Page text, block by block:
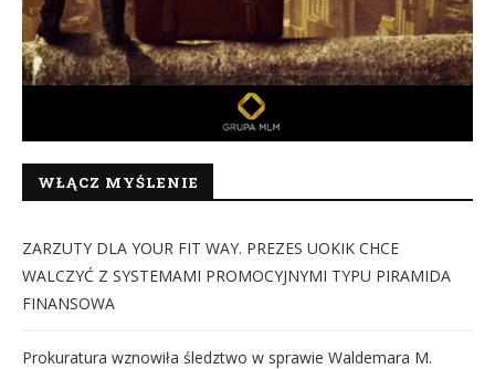
WŁĄCZ MYŚLENIE
ZARZUTY DLA YOUR FIT WAY. PREZES UOKIK CHCE
WALCZYĆ Z SYSTEMAMI PROMOCYJNYMI TYPU PIRAMIDA
FINANSOWA
Prokuratura wznowiła śledztwo w sprawie Waldemara M.